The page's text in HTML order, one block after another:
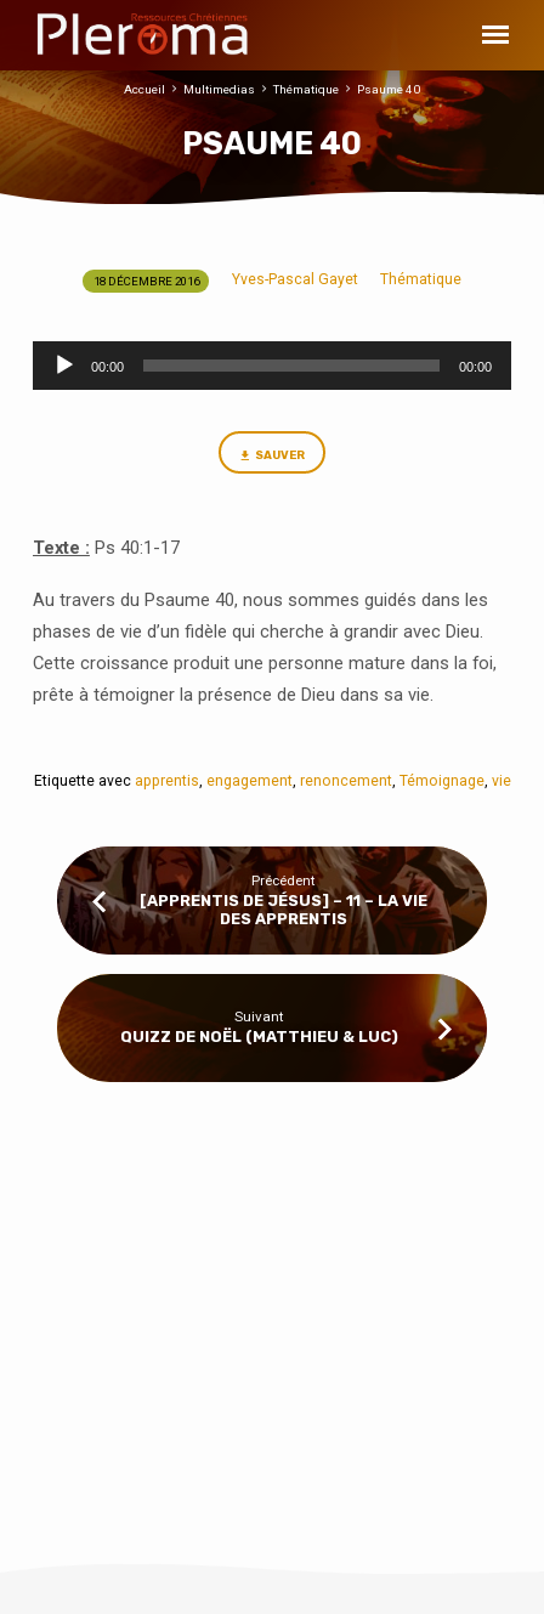
PSAUME 40
Accueil Multimedias Thématique Psaume 40
PSAUME
18 DÉCEMBRE 2016 Yves-Pascal Gayet Thématique
Lecteur
audio
00:00 00:00
SAUVER
Texte : Ps 40:1-17
Au travers du Psaume 40, nous sommes guidés dans les
phases de vie d’un fidèle qui cherche à grandir avec Dieu.
Cette croissance produit une personne mature dans la foi,
prête à témoigner la présence de Dieu dans sa vie.
Etiquette avec apprentis, engagement, renoncement, Témoignage, vie
Précédent
[APPRENTIS DE JÉSUS] – 11 – LA VIE
DES APPRENTIS
Suivant
QUIZZ DE NOËL (MATTHIEU & LUC)